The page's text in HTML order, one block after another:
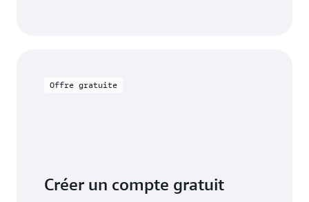
Offre gratuite
Créer un compte gratuit